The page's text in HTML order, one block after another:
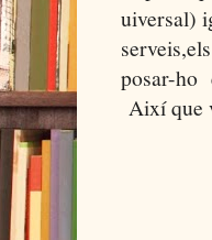
uiversal)
posar-ho
Així que